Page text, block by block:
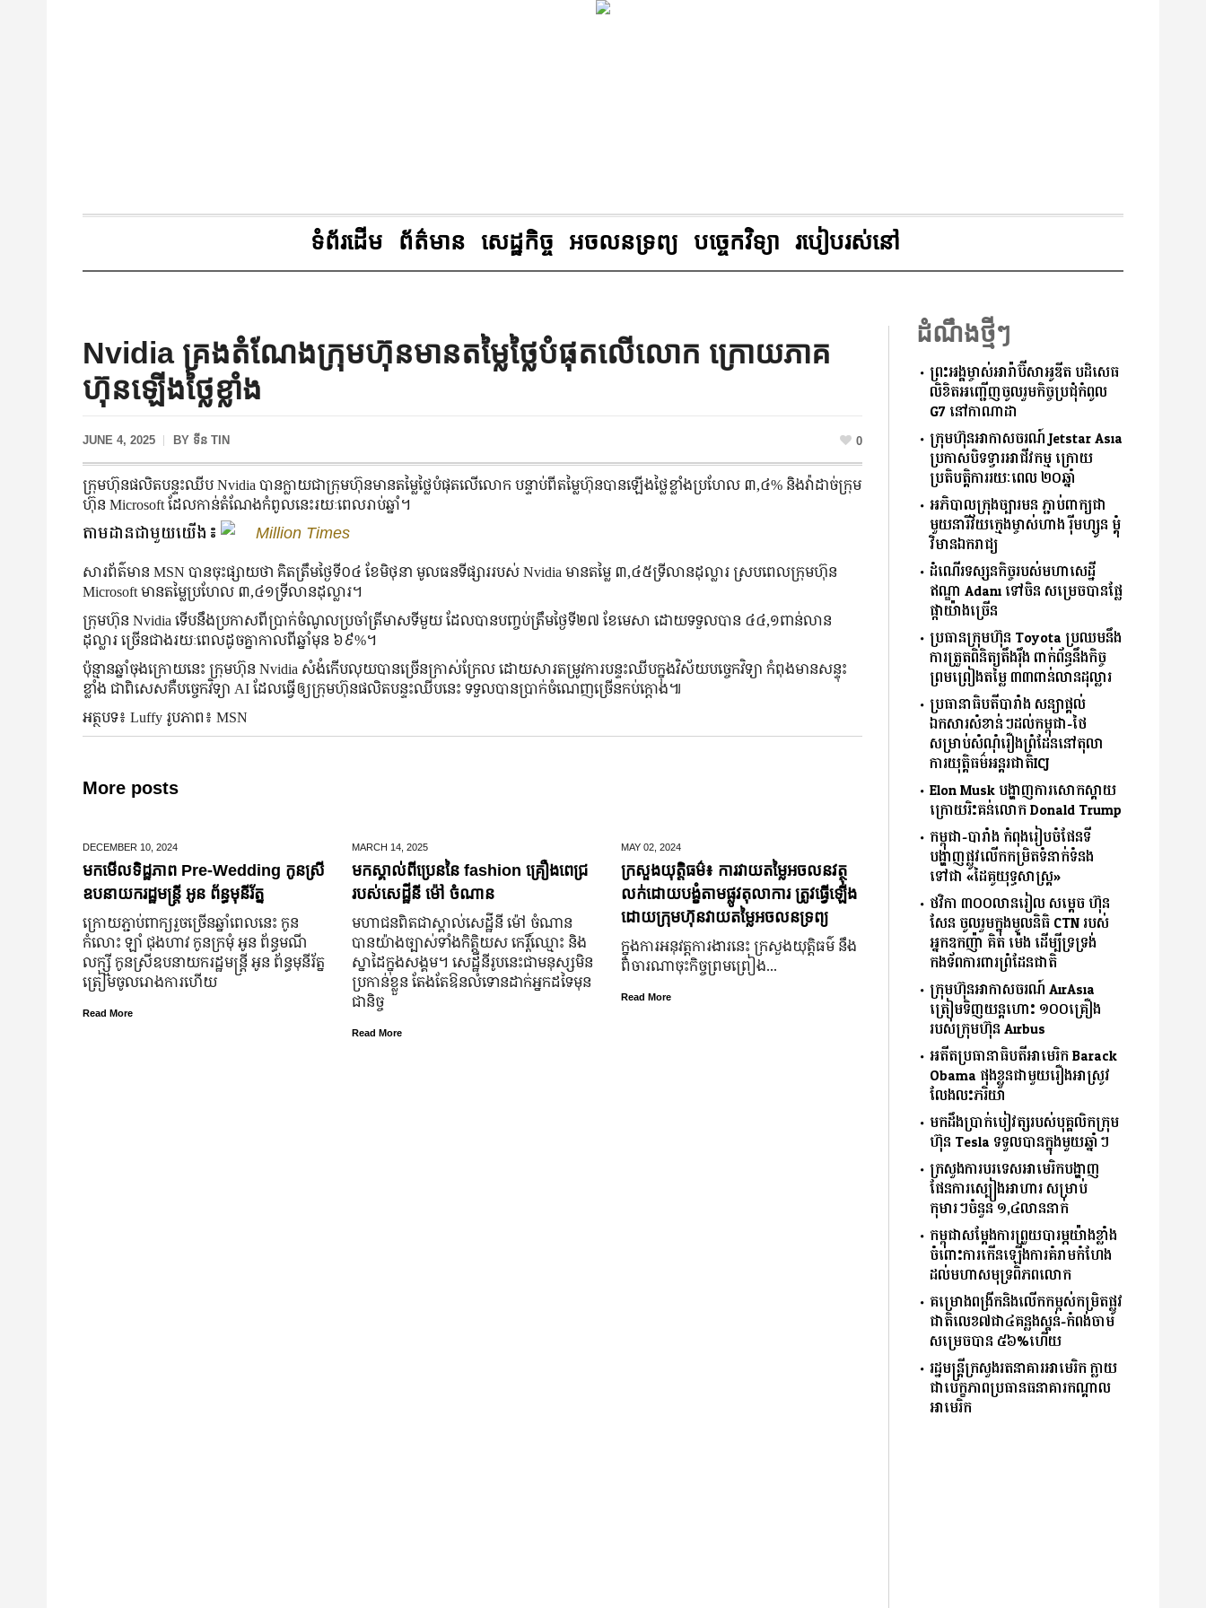
ទំព័រដើម ព័ត៌មាន សេដ្ឋកិច្ច អចលនទ្រព្យ បច្ចេកវិទ្យា របៀបរស់នៅ
Nvidia គ្រងតំណែងក្រុមហ៊ុនមានតម្លៃថ្លៃបំផុតលើលោក ក្រោយភាគ
ហ៊ុនឡើងថ្លៃខ្លាំង
JUNE 4, 2025 BY ទីន TIN 0
ក្រុមហ៊ុនផលិតបន្ទះឈីប Nvidia បានក្លាយជាក្រុមហ៊ុនមានតម្លៃថ្លៃបំផុតលើលោក បន្ទាប់ពីតម្លៃហ៊ុនបានឡើងថ្លៃខ្លាំងប្រហែល ៣,៤% និងវ៉ាដាច់ក្រុម
ហ៊ុន Microsoft ដែលកាន់តំណែងកំពូលនេះរយៈពេលរាប់ឆ្នាំ។
តាមដានជាមួយយើង៖ Million Times
សារព័ត៌មាន MSN បានចុះផ្សាយថា គិតត្រឹមថ្ងៃទី០៤ ខែមិថុនា មូលធនទីផ្សាររបស់ Nvidia មានតម្លៃ ៣,៤៥ទ្រីលានដុល្លារ ស្របពេលក្រុមហ៊ុន
Microsoft មានតម្លៃប្រហែល ៣,៤១ទ្រីលានដុល្លារ។
ក្រុមហ៊ុន Nvidia ទើបនឹងប្រកាសពីប្រាក់ចំណូលប្រចាំត្រីមាសទីមួយ ដែលបានបញ្ចប់ត្រឹមថ្ងៃទី២៧ ខែមេសា ដោយទទួលបាន ៤៤,១ពាន់លាន
ដុល្លារ ច្រើនជាងរយៈពេលដូចគ្នាកាលពីឆ្នាំមុន ៦៩%។
ប៉ុន្មានឆ្នាំចុងក្រោយនេះ ក្រុមហ៊ុន Nvidia សំងំកើបលុយបានច្រើនក្រាស់ក្រែល ដោយសារតម្រូវការបន្ទះឈីបក្នុងវិស័យបច្ចេកវិទ្យា កំពុងមានសន្ទុះ
ខ្លាំង ជាពិសេសគឺបច្ចេកវិទ្យា AI ដែលធ្វើឲ្យក្រុមហ៊ុនផលិតបន្ទះឈីបនេះ ទទួលបានប្រាក់ចំណេញច្រើនកប់ក្ដោង៕
អត្ថបទ៖ Luffy រូបភាព៖ MSN
More posts
DECEMBER 10, 2024
មកមើលទិដ្ឋភាព Pre-Wedding កូនស្រី
ឧបនាយករដ្ឋមន្រ្តី អូន ព័ន្ធមុនីរ័ត្ន
ក្រោយ​ភ្ជាប់​ពាក្យ​រួច​ច្រើន​ឆ្នាំ​ពេលនេះ កូន
កំលោះ ឡាំ ជុងហាវ កូនក្រមុំ អូន ព័ន្ធមណី
លក្ស្មី កូនស្រី​ឧបនាយករដ្ឋមន្ត្រី អូន ព័ន្ធមុនីរ័ត្ន
ត្រៀម​ចូល​រោងការ​ហើយ
Read More
MARCH 14, 2025
មកស្គាល់ពីប្រេននៃ​ fashion គ្រឿងពេជ្រ
របស់សេដ្ឋីនី ម៉ៅ ចំណាន
មហាជន​ពិតជា​ស្គាល់​សេដ្ឋី​នី ម៉ៅ ចំណាន
បាន​យ៉ាង​ច្បាស់​ទាំង​កិត្តិយស កេរ្តិ៍ឈ្មោះ និង​
ស្នាដៃ​ក្នុង​សង្គម។ សេដ្ឋី​នី​រូប​នេះ​ជា​មនុស្ស​មិន​
ប្រកាន់​ខ្លួន តែងតែ​ឱនលំទោន​ដាក់​អ្នក​ដទៃ​មុន​
ជានិច្ច
Read More
MAY 02, 2024
ក្រសួងយុត្តិធម៌៖ ការវាយតម្លៃអចលនវត្ថុ
លក់ដោយបង្ខំតាមផ្លូវតុលាការ ត្រូវធ្វើឡើង
ដោយក្រុមហ៊ុនវាយតម្លៃអចលនទ្រព្យ
ក្នុងការអនុវត្តការងារនេះ ក្រសួងយុត្តិធម៌ នឹង
ពិចារណាចុះកិច្ចព្រមព្រៀង...
Read More
ដំណឹងថ្មីៗ
ព្រះអង្គម្ចាស់អារ៉ាប៊ីសាអូឌីត បដិសេធ
លិខិតអញ្ជើញចូលរួមកិច្ចប្រជុំកំពូល
G7 នៅកាណាដា
ក្រុមហ៊ុនអាកាសចរណ៍ Jetstar Asia
ប្រកាសបិទទ្វារអាជីវកម្ម ក្រោយ
ប្រតិបត្តិការរយៈពេល ២០ឆ្នាំ
អភិបាលក្រុងច្បារមន ភ្ជាប់ពាក្យជា
មួយនារីវ័យក្មេងម្ចាស់ហាង រ៉ីមហ្សូន ម្តុំ
វិមានឯករាជ្យ
ដំណើរទស្សនកិច្ចរបស់មហាសេដ្ឋី
ឥណ្ឌា Adani ទៅចិន សម្រេចបានផ្លែ
ផ្កាយ៉ាងច្រើន
ប្រធានក្រុមហ៊ុន Toyota ប្រឈមនឹង
ការត្រួតពិនិត្យតឹងរ៉ឹង ពាក់ព័ន្ធនឹងកិច្ច
ព្រមព្រៀងតម្លៃ ៣៣ពាន់លានដុល្លារ
ប្រធានាធិបតីបារាំង សន្យាផ្ដល់
ឯកសារសំខាន់ៗដល់កម្ពុជា-ថៃ
សម្រាប់សំណុំរឿងព្រំដែននៅតុលា
ការយុតិ្តធម៌អន្តរជាតិICJ
Elon Musk បង្ហាញការសោកស្ដាយ
ក្រោយរិះគន់លោក Donald Trump
កម្ពុជា-បារាំង កំពុងរៀបចំផែនទី
បង្ហាញផ្លូវលើកកម្រិតទំនាក់ទំនង
ទៅជា «ដៃគូយុទ្ធសាស្ត្រ»
ថវិកា ៣០០លានរៀល សម្តេច ហ៊ុន
សែន ចូលរួមក្នុងមូលនិធិ CTN របស់
អ្នកឧកញ៉ា គិត ម៉េង ដើម្បីទ្រទ្រង់
កងទ័ពការពារព្រំដែនជាតិ
ក្រុមហ៊ុនអាកាសចរណ៍ AirAsia
ត្រៀមទិញយន្តហោះ ១០០គ្រឿង
របស់ក្រុមហ៊ុន Airbus
អតីតប្រធានាធិបតីអាមេរិក Barack
Obama ផុងខ្លួនជាមួយរឿងអាស្រូវ
លែងលះភរិយា
មកដឹងប្រាក់បៀវត្សរបស់បុគ្គលិកក្រុម
ហ៊ុន Tesla ទទួលបានក្នុងមួយឆ្នាំៗ
ក្រសួងការបរទេសអាមេរិកបង្ហាញ
ផែនការស្បៀងអាហារ សម្រាប់
កុមារៗចំនួន ១,៤លាននាក់
កម្ពុជាសម្តែងការព្រួយបារម្ភយ៉ាងខ្លាំង
ចំពោះការកើនឡើងការគំរាមកំហែង
ដល់មហាសមុទ្រពិភពលោក
គម្រោងពង្រីកនិងលើកកម្ពស់កម្រិតផ្លូវ
ជាតិលេខ៧ជា៤គន្លងស្គន់-កំពង់ចាម
សម្រេចបាន ៥៦%ហើយ
រដ្ឋមន្ត្រីក្រសួងរតនាគារអាមេរិក ក្លាយ
ជាបេក្ខភាពប្រធានធនាគារកណ្ដាល
អាមេរិក